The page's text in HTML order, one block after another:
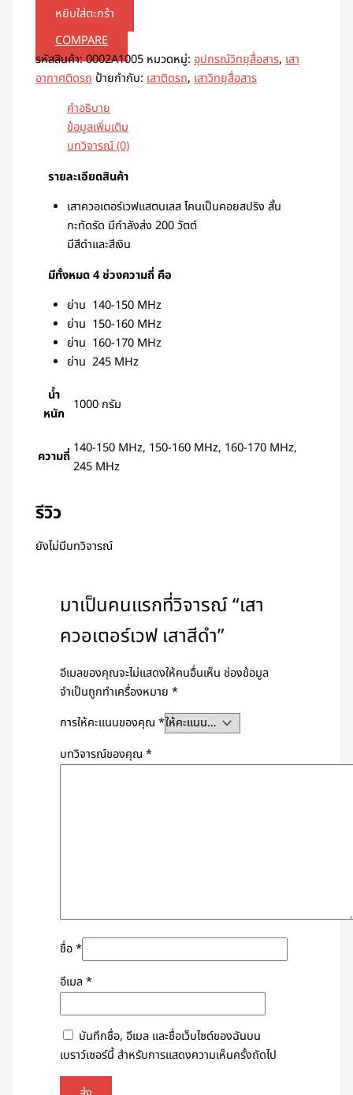
หยิบใส่ตะกร้า
COMPARE
รหัสสินค้า:0002A1005 หมวดหมู่:อุปกรณ์วิทยุสื่อสาร,เสา
อากาศติดรถ ป้ายกำกับ:เสาติดรถ,เสาวิทยุสื่อสาร
คำอธิบาย
ข้อมูลเพิ่มเติม
บทวิจารณ์ (0)
รายละเอียดสินค้า
เสาควอเตอร์เวฟแสตนเลส โคนเป็นคอยสปริง สั้น
กะทัดรัด มีกำลังส่ง 200 วัตต์
มีสีดำและสีเงิน
มีทั้งหมด 4 ช่วงความถี่ คือ
ย่าน 140-150 MHz
ย่าน 150-160 MHz
ย่าน 160-170 MHz
ย่าน 245 MHz
น้ำ
หนัก
1000 กรัม
ความถี่
140-150 MHz, 150-160 MHz, 160-170 MHz,
245 MHz
รีวิว
ยังไม่มีบทวิจารณ์
มาเป็นคนแรกที่วิจารณ์ “เสา
ควอเตอร์เวฟ เสาสีดำ”
อีเมลของคุณจะไม่แสดงให้คนอื่นเห็น ช่องข้อมูล
จำเป็นถูกทำเครื่องหมาย*
การให้คะแนนของคุณ*
บทวิจารณ์ของคุณ*
ชื่อ*
อีเมล*
บันทึกชื่อ, อีเมล และชื่อเว็บไซต์ของฉันบน
เบราว์เซอร์นี้ สำหรับการแสดงความเห็นครั้งถัดไป